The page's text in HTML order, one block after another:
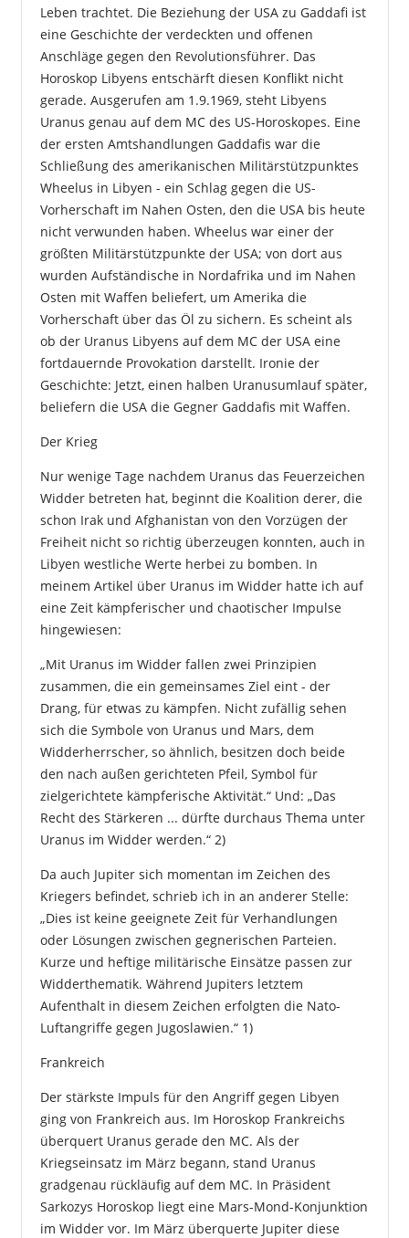
Leben trachtet. Die Beziehung der USA zu Gaddafi ist
eine Geschichte der verdeckten und offenen
Anschläge gegen den Revolutionsführer. Das
Horoskop Libyens entschärft diesen Konflikt nicht
gerade. Ausgerufen am 1.9.1969, steht Libyens
Uranus genau auf dem MC des US-Horoskopes. Eine
der ersten Amtshandlungen Gaddafis war die
Schließung des amerikanischen Militärstützpunktes
Wheelus in Libyen - ein Schlag gegen die US-
Vorherschaft im Nahen Osten, den die USA bis heute
nicht verwunden haben. Wheelus war einer der
größten Militärstützpunkte der USA; von dort aus
wurden Aufständische in Nordafrika und im Nahen
Osten mit Waffen beliefert, um Amerika die
Vorherschaft über das Öl zu sichern. Es scheint als
ob der Uranus Libyens auf dem MC der USA eine
fortdauernde Provokation darstellt. Ironie der
Geschichte: Jetzt, einen halben Uranusumlauf später,
beliefern die USA die Gegner Gaddafis mit Waffen.
Der Krieg
Nur wenige Tage nachdem Uranus das Feuerzeichen
Widder betreten hat, beginnt die Koalition derer, die
schon Irak und Afghanistan von den Vorzügen der
Freiheit nicht so richtig überzeugen konnten, auch in
Libyen westliche Werte herbei zu bomben. In
meinem Artikel über Uranus im Widder hatte ich auf
eine Zeit kämpferischer und chaotischer Impulse
hingewiesen:
„Mit Uranus im Widder fallen zwei Prinzipien
zusammen, die ein gemeinsames Ziel eint - der
Drang, für etwas zu kämpfen. Nicht zufällig sehen
sich die Symbole von Uranus und Mars, dem
Widderherrscher, so ähnlich, besitzen doch beide
den nach außen gerichteten Pfeil, Symbol für
zielgerichtete kämpferische Aktivität.“ Und: „Das
Recht des Stärkeren ... dürfte durchaus Thema unter
Uranus im Widder werden.“ 2)
Da auch Jupiter sich momentan im Zeichen des
Kriegers befindet, schrieb ich in an anderer Stelle:
„Dies ist keine geeignete Zeit für Verhandlungen
oder Lösungen zwischen gegnerischen Parteien.
Kurze und heftige militärische Einsätze passen zur
Widderthematik. Während Jupiters letztem
Aufenthalt in diesem Zeichen erfolgten die Nato-
Luftangriffe gegen Jugoslawien.“ 1)
Frankreich
Der stärkste Impuls für den Angriff gegen Libyen
ging von Frankreich aus. Im Horoskop Frankreichs
überquert Uranus gerade den MC. Als der
Kriegseinsatz im März begann, stand Uranus
gradgenau rückläufig auf dem MC. In Präsident
Sarkozys Horoskop liegt eine Mars-Mond-Konjunktion
im Widder vor. Im März überquerte Jupiter diese